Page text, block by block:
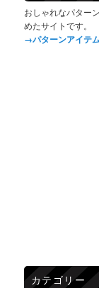
おしゃれなパター
めたサイトです。
→パターンアイテ
カテゴリー